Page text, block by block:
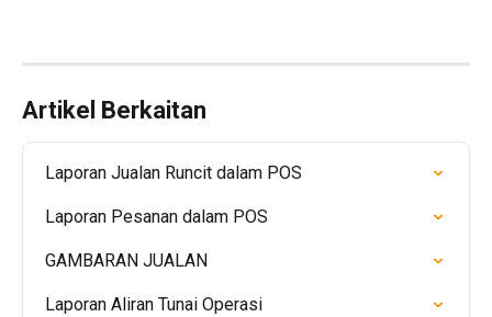
Artikel Berkaitan
Laporan Jualan Runcit dalam POS
Laporan Pesanan dalam POS
GAMBARAN JUALAN
Laporan Aliran Tunai Operasi